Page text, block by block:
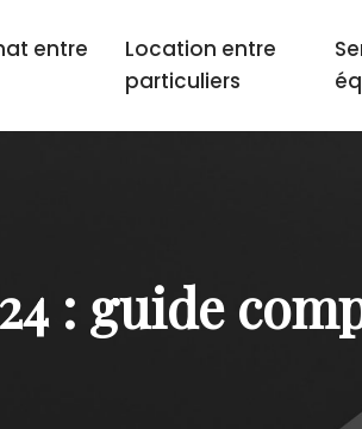
entre
Location entre
particuliers
: guide